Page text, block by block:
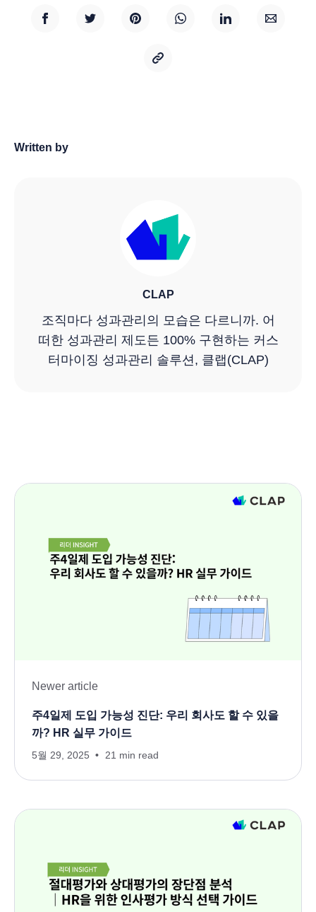
Written by
CLAP
조직마다 성과관리의 모습은 다르니까. 어
떠한 성과관리 제도든 100% 구현하는 커스
터마이징 성과관리 솔루션, 클랩(CLAP)
Newer article
주4일제 도입 가능성 진단: 우리 회사도 할 수 있을
까? HR 실무 가이드
5월 29, 2025 21 min read